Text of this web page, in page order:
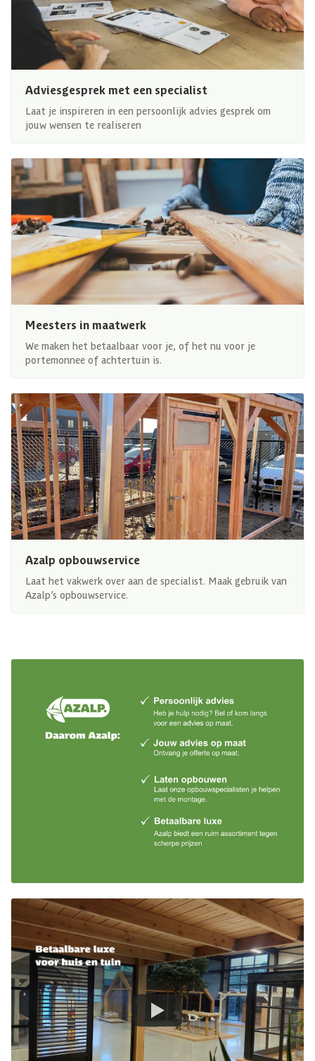
Adviesgesprek met een specialist
Laat je inspireren in een persoonlijk advies gesprek om
jouw wensen te realiseren
Meesters in maatwerk
We maken het betaalbaar voor je, of het nu voor je
portemonnee of achtertuin is.
Azalp opbouwservice
Laat het vakwerk over aan de specialist. Maak gebruik van
Azalp’s opbouwservice.